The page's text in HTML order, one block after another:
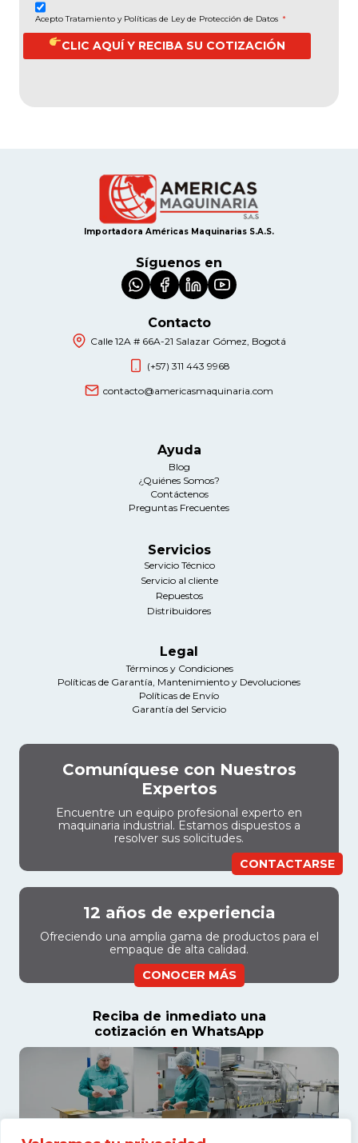
Acepto Tratamiento y Políticas de Ley de Protección de Datos *
CLIC AQUÍ Y RECIBA SU COTIZACIÓN
Importadora Américas Maquinarias S.A.S.
Síguenos en
Contacto
Calle 12A # 66A-21 Salazar Gómez, Bogotá
(+57) 311 443 9968
contacto@americasmaquinaria.com
Ayuda
Blog
¿Quiénes Somos?
Contáctenos
Preguntas Frecuentes
Servicios
Servicio Técnico
Servicio al cliente
Repuestos
Distribuidores
Legal
Términos y Condiciones
Políticas de Garantía, Mantenimiento y Devoluciones
Políticas de Envío
Garantía del Servicio
Comuníquese con Nuestros
Expertos
Encuentre un equipo profesional experto en
maquinaria industrial. Estamos dispuestos a
resolver sus solicitudes.
CONTACTARSE
12 años de experiencia
Ofreciendo una amplia gama de productos para el
empaque de alta calidad.
CONOCER MÁS
Reciba de inmediato una
cotización en WhatsApp